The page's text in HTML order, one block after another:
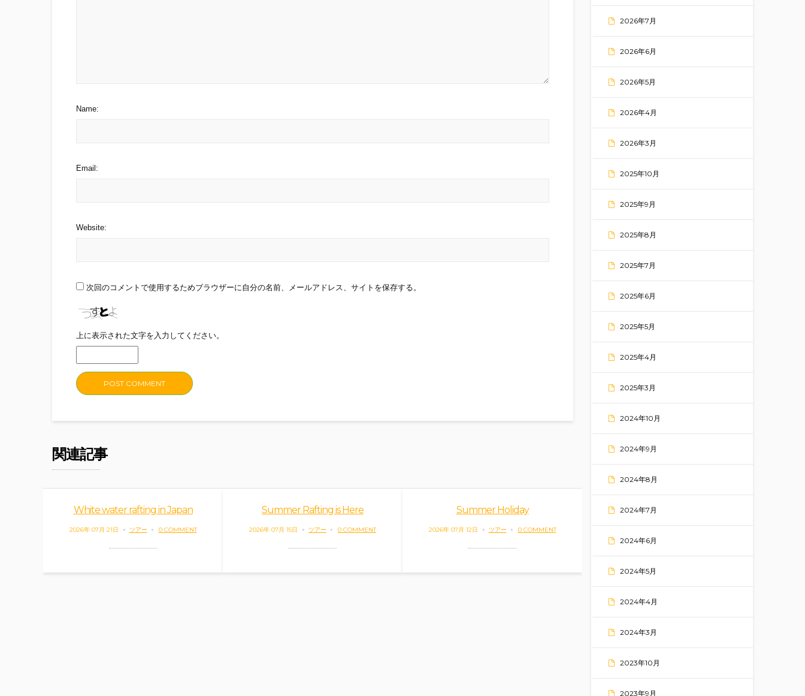
Name:
Email:
Website:
次回のコメントで使用するためブラウザーに自分の名前、メールアドレス、サイトを保存する。
上に表示された文字を入力してください。
関連記事
White water rafting in Japan
2026年 07月 21日 ツアー 0 COMMENT
Summer Rafting is Here
2026年 07月 15日 ツアー 0 COMMENT
Summer Holiday
2026年 07月 12日 ツアー 0 COMMENT
2026年7月
2026年6月
2026年5月
2026年4月
2026年3月
2025年10月
2025年9月
2025年8月
2025年7月
2025年6月
2025年5月
2025年4月
2025年3月
2024年10月
2024年9月
2024年8月
2024年7月
2024年6月
2024年5月
2024年4月
2024年3月
2023年10月
2023年9月